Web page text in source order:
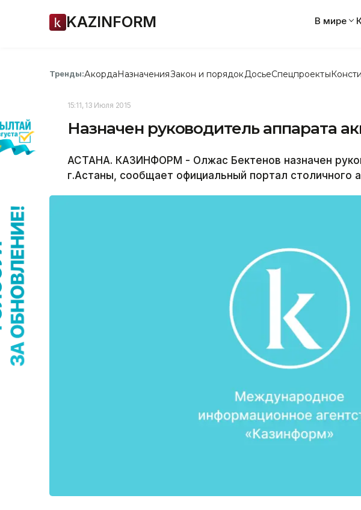
KAZINFORM В мире
Тренды:АкордаНазначенияЗакон и порядок ДосьеСпецпроекты
15:11, 13 Июля 2015
Назначен руководитель аппарата
АСТАНА. КАЗИНФОРМ - Олжас Бектенов назначен
г.Астаны, сообщает официальный портал столичного